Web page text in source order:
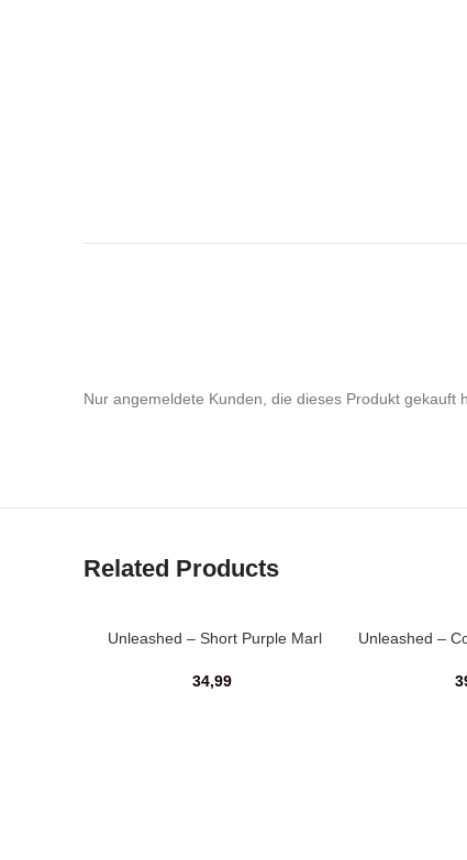
Nur angemeldete Kunden, die dieses Produkt gekauft
Related Products
Unleashed – Short Purple Marl
34,99
Unleashed –